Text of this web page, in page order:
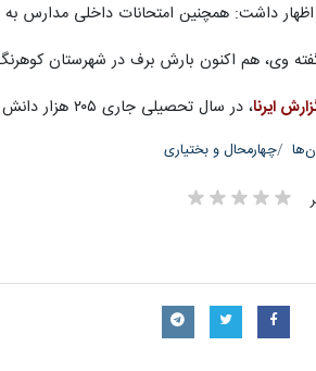
داشت: همچنین امتحانات داخلی مدارس
وی، هم اکنون بارش برف در شهرستان
بیشتر بخوانید
استفاده از زنجیر چرخ در گردنه‌های چهارمحال
صدور هشدار نارنجی هواشناسی در چهارمحال